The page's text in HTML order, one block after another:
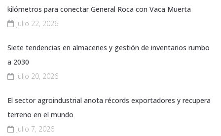
kilómetros para conectar General Roca con Vaca Muerta
julio 22, 2026
Siete tendencias en almacenes y gestión de inventarios rumbo
a 2030
julio 20, 2026
El sector agroindustrial anota récords exportadores y recupera
terreno en el mundo
julio 7, 2026